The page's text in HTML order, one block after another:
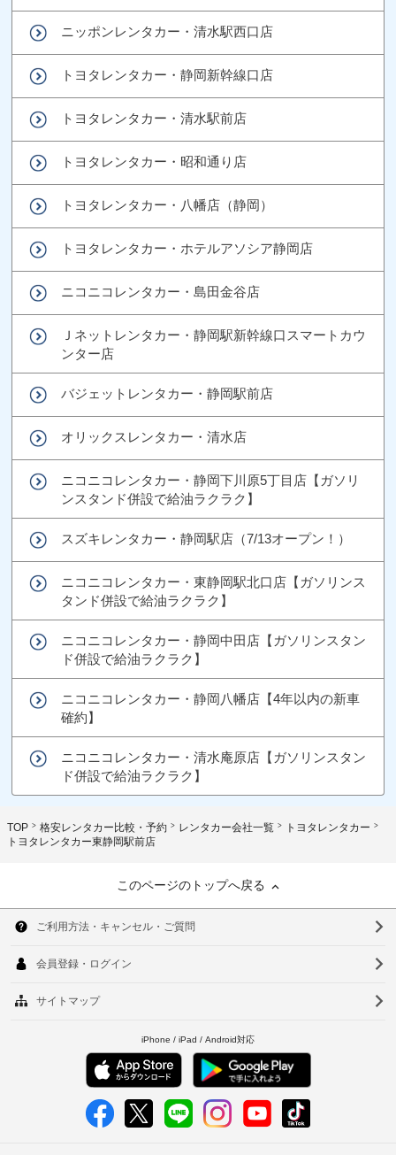
ニッポンレンタカー・清水駅西口店
トヨタレンタカー・静岡新幹線口店
トヨタレンタカー・清水駅前店
トヨタレンタカー・昭和通り店
トヨタレンタカー・八幡店（静岡）
トヨタレンタカー・ホテルアソシア静岡店
ニコニコレンタカー・島田金谷店
Ｊネットレンタカー・静岡駅新幹線口スマートカウ
ンター店
バジェットレンタカー・静岡駅前店
オリックスレンタカー・清水店
ニコニコレンタカー・静岡下川原5丁目店【ガソリ
ンスタンド併設で給油ラクラク】
スズキレンタカー・静岡駅店（7/13オープン！）
ニコニコレンタカー・東静岡駅北口店【ガソリンス
タンド併設で給油ラクラク】
ニコニコレンタカー・静岡中田店【ガソリンスタン
ド併設で給油ラクラク】
ニコニコレンタカー・静岡八幡店【4年以内の新車
確約】
ニコニコレンタカー・清水庵原店【ガソリンスタン
ド併設で給油ラクラク】
TOP 格安レンタカー比較・予約 レンタカー会社一覧
トヨタレンタカー
トヨタレンタカー東静岡駅前店
このページのトップへ戻る